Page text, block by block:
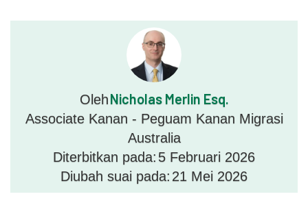
OlehNicholas Merlin Esq.
Associate Kanan - Peguam Kanan Migrasi
Australia
Diterbitkan pada: 5 Februari 2026
Diubah suai pada: 21 Mei 2026